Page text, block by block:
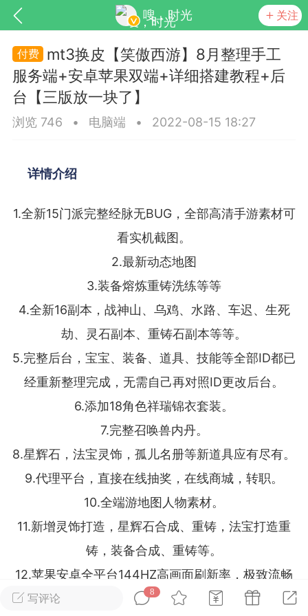
嗖，时光 关注
基于wordpress开发
商城 视频
排行 在线 小黑屋
实时动态 直播
Lv.8 极品会员 靓号
黑凤梨
外挂制作
该内容只允许登录的用户查看
写评论
8
mt3换皮【笑傲西游】8月整理手工
服务端+安卓苹果双端+详细搭建教程+后
台【三版放一块了】
浏览 746 • 电脑端 • 2022-08-15 18:27
详情介绍
1.全新15门派完整经脉无BUG，全部高清手游素材可
看实机截图。
2.最新动态地图
3.装备熔炼重铸洗练等等
4.全新16副本，战神山、乌鸡、水路、车迟、生死
劫、灵石副本、重铸石副本等等。
5.完整后台，宝宝、装备、道具、技能等全部ID都已
经重新整理完成，无需自己再对照ID更改后台。
6.添加18角色祥瑞锦衣套装。
7.完整召唤兽内丹。
8.星辉石，法宝灵饰，孤儿名册等新道具应有尽有。
9.代理平台，直接在线抽奖，在线商城，转职。
10.全端游地图人物素材。
11.新增灵饰打造，星辉石合成、重铸，法宝打造重
铸，装备合成、重铸等。
12.苹果安卓全平台144HZ高画面刷新率，极致流畅
的画质操作。